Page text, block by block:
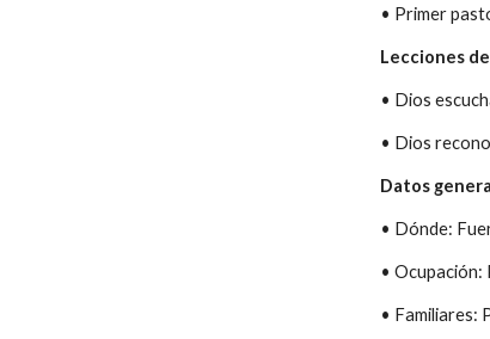
• Primer
Lecciones
• Dios
• Dios
Datos
• Dónde:
•
• Familiares: